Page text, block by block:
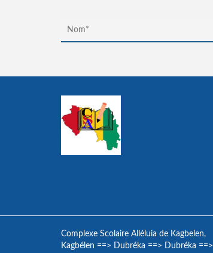
Complexe Scolaire Alléluia de Kagbelen,
Kagbélen ==> Dubréka ==> Dubréka ==>